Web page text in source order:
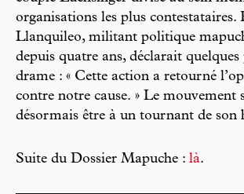
organisations les plus contestataires.
Llanquileo, militant politique
depuis quatre ans, déclarait quelques
drame : « Cette action a retourné
contre notre cause. » Le mouvement
désormais être à un tournant de son
Suite du Dossier Mapuche : là.